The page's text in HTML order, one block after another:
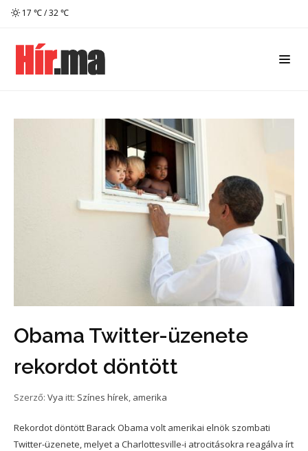
17 ℃ / 32 ℃
Obama Twitter-üzenete
rekordot döntött
Szerző: Vya itt: Színes hírek, amerika
Rekordot döntött Barack Obama volt amerikai elnök szombati
Twitter-üzenete, melyet a Charlottesville-i atrocitásokra reagálva írt